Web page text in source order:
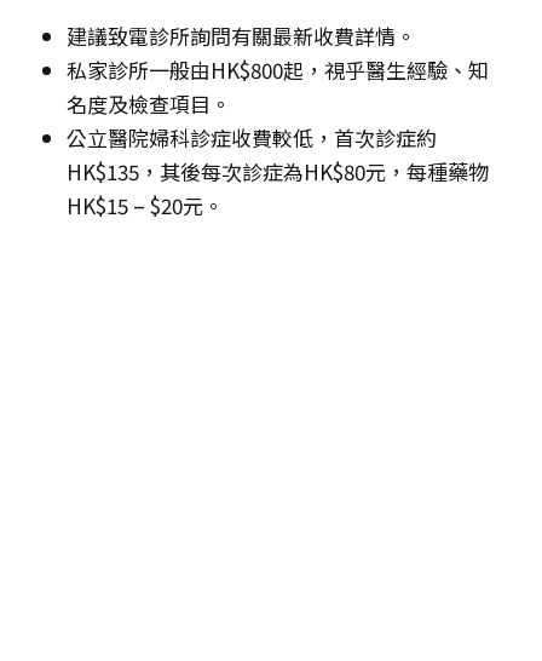
建議致電診所詢問有關最新收費詳情。
私家診所一般由HK$800起，視乎醫生經驗、知
名度及檢查項目。
公立醫院婦科診症收費較低，首次診症約
HK$135，其後每次診症為HK$80元，每種藥物
HK$15 – $20元。